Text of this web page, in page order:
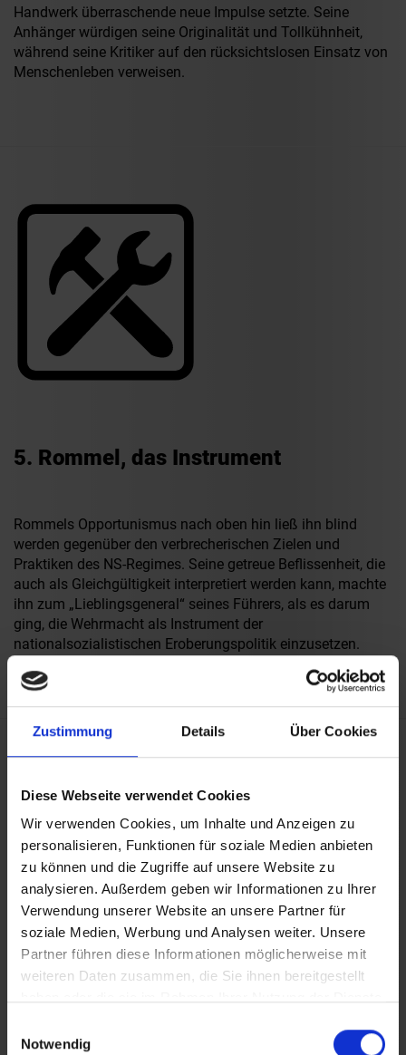
Zustimmung Details Über Cookies
Diese Webseite verwendet Cookies
Wir verwenden Cookies, um Inhalte und Anzeigen zu
personalisieren, Funktionen für soziale Medien anbieten
zu können und die Zugriffe auf unsere Website zu
analysieren. Außerdem geben wir Informationen zu Ihrer
Verwendung unserer Website an unsere Partner für
soziale Medien, Werbung und Analysen weiter. Unsere
Partner führen diese Informationen möglicherweise mit
weiteren Daten zusammen, die Sie ihnen bereitgestellt
Notwendig
Handwerk überraschende neue Impulse setzte. Seine
Anhänger würdigen seine Originalität und Tollkühnheit,
während seine Kritiker auf den rücksichtslosen Einsatz von
Menschenleben verweisen.
5. Rommel, das Instrument
Rommels Opportunismus nach oben hin ließ ihn blind
werden gegenüber den verbrecherischen Zielen und
Praktiken des NS-Regimes. Seine getreue Beflissenheit, die
auch als Gleichgültigkeit interpretiert werden kann, machte
ihn zum „Lieblingsgeneral“ seines Führers, als es darum
ging, die Wehrmacht als Instrument der
nationalsozialistischen Eroberungspolitik einzusetzen.